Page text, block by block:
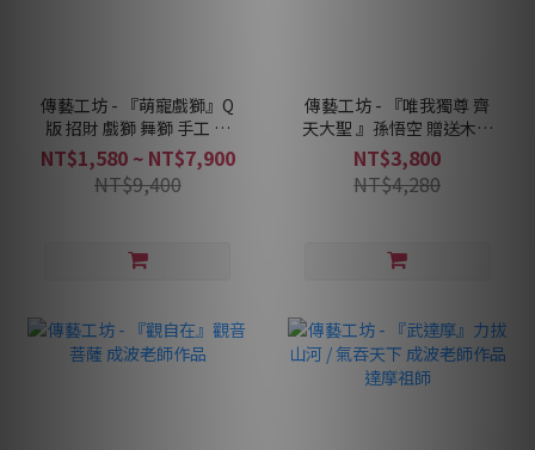
傳藝工坊 - 『萌寵戲獅』Q
版 招財 戲獅 舞獅 手工 精
緻 陶瓷
NT$1,580 ~ NT$7,900
NT$9,400
傳藝工坊 - 『唯我獨尊 齊
天大聖 』孫悟空 贈送木底
座
NT$3,800
NT$4,280